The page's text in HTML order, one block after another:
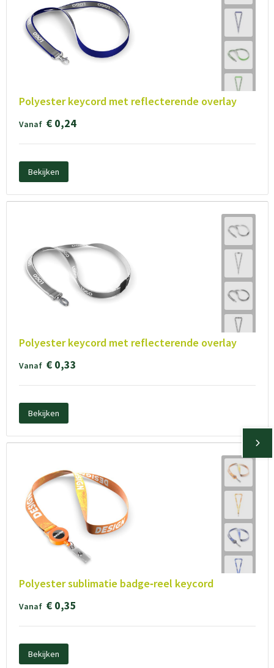
Polyester keycord met reflecterende overlay
Vanaf € 0,24
Bekijken
Polyester keycord met reflecterende overlay
Vanaf € 0,33
Bekijken
Polyester sublimatie badge‑reel keycord
Vanaf € 0,35
Bekijken